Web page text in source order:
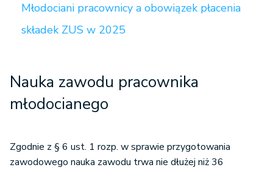
Młodociani pracownicy a obowiązek płacenia
składek ZUS w 2025
Nauka zawodu pracownika
młodocianego
Zgodnie z § 6 ust. 1 rozp. w sprawie przygotowania
zawodowego nauka zawodu trwa nie dłużej niż 36